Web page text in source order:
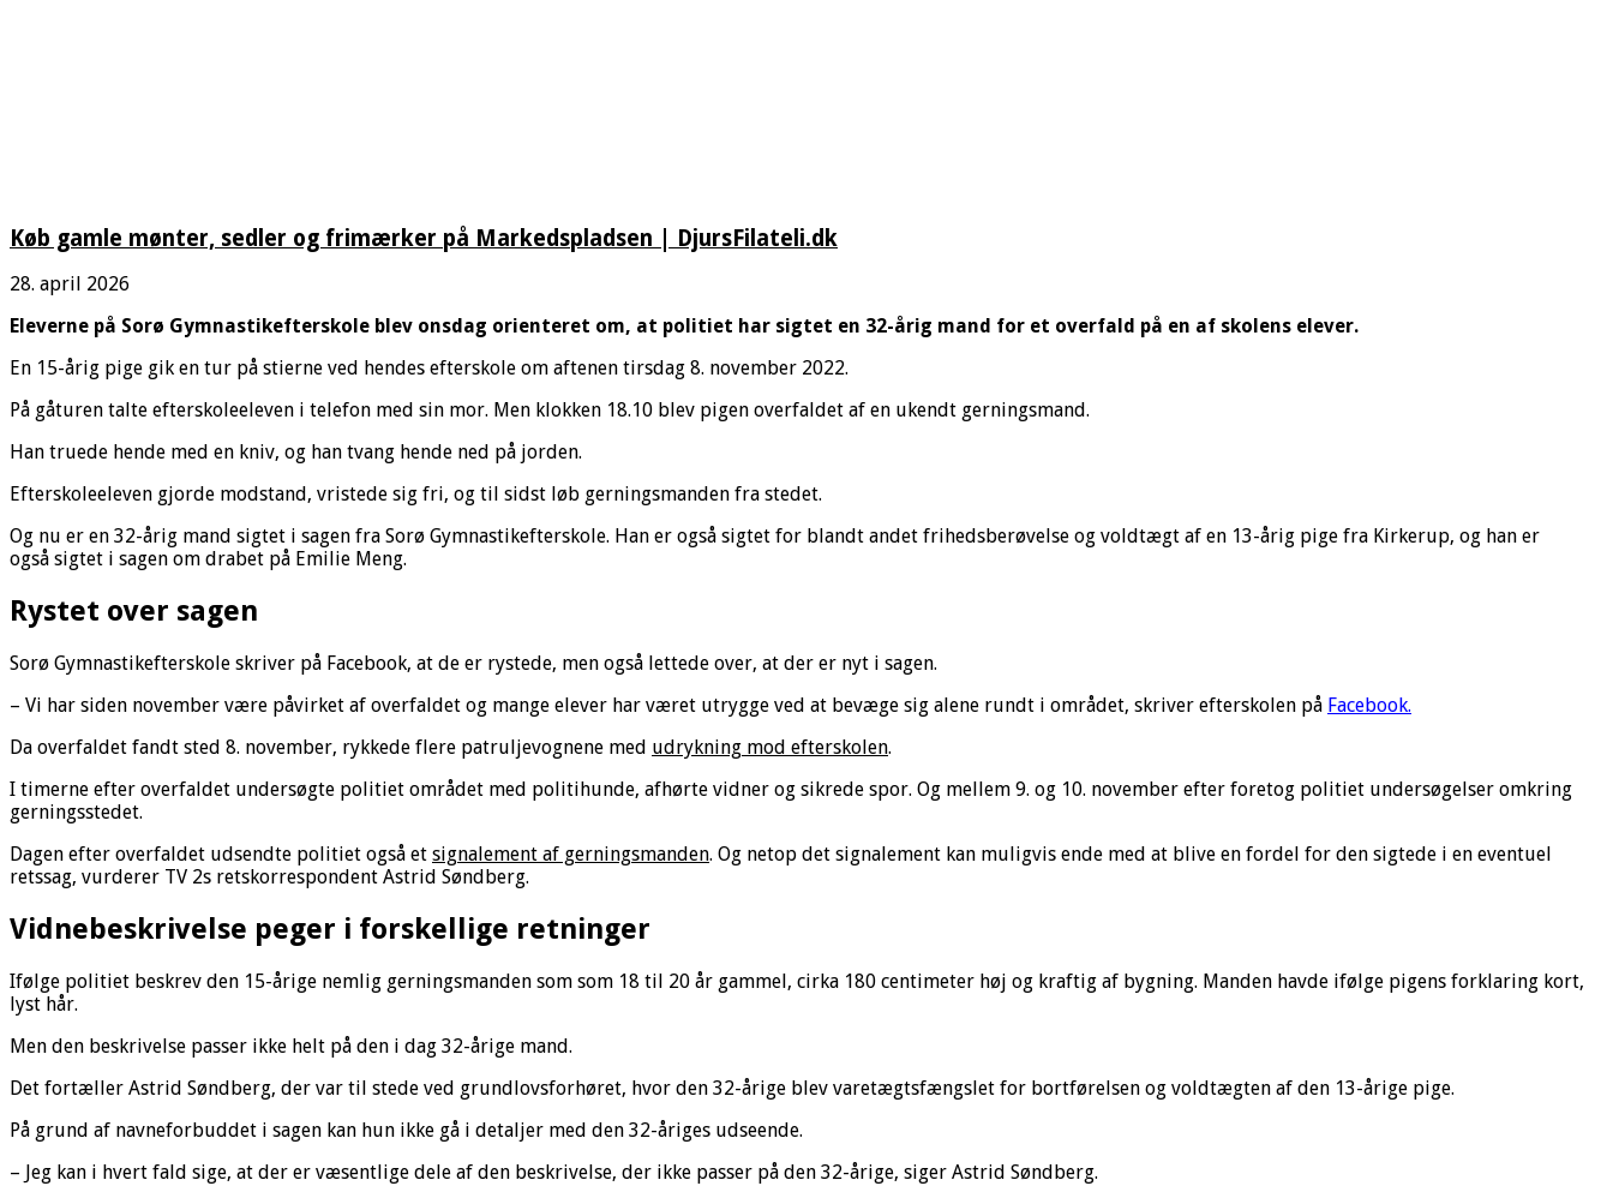
Køb gamle mønter, sedler og frimærker på Markedspladsen | DjursFilateli.dk
28. april 2026
Eleverne på Sorø Gymnastikefterskole blev onsdag orienteret om, at politiet har sigtet en 32-årig mand for et overfald på en af skolens elever.
En 15-årig pige gik en tur på stierne ved hendes efterskole om aftenen tirsdag 8. november 2022.
På gåturen talte efterskoleeleven i telefon med sin mor. Men klokken 18.10 blev pigen overfaldet af en ukendt gerningsmand.
Han truede hende med en kniv, og han tvang hende ned på jorden.
Efterskoleeleven gjorde modstand, vristede sig fri, og til sidst løb gerningsmanden fra stedet.
Og nu er en 32-årig mand sigtet i sagen fra Sorø Gymnastikefterskole. Han er også sigtet for blandt andet frihedsberøvelse og voldtægt af en 13-årig pige fra Kirkerup, og han er
også sigtet i sagen om drabet på Emilie Meng.
Rystet over sagen
Sorø Gymnastikefterskole skriver på Facebook, at de er rystede, men også lettede over, at der er nyt i sagen.
– Vi har siden november være påvirket af overfaldet og mange elever har været utrygge ved at bevæge sig alene rundt i området, skriver efterskolen på Facebook.
Da overfaldet fandt sted 8. november, rykkede flere patruljevognene med udrykning mod efterskolen.
I timerne efter overfaldet undersøgte politiet området med politihunde, afhørte vidner og sikrede spor. Og mellem 9. og 10. november efter foretog politiet undersøgelser omkring
gerningsstedet.
Dagen efter overfaldet udsendte politiet også et signalement af gerningsmanden. Og netop det signalement kan muligvis ende med at blive en fordel for den sigtede i en eventuel
retssag, vurderer TV 2s retskorrespondent Astrid Søndberg.
Vidnebeskrivelse peger i forskellige retninger
Ifølge politiet beskrev den 15-årige nemlig gerningsmanden som som 18 til 20 år gammel, cirka 180 centimeter høj og kraftig af bygning. Manden havde ifølge pigens forklaring kort,
lyst hår.
Men den beskrivelse passer ikke helt på den i dag 32-årige mand.
Det fortæller Astrid Søndberg, der var til stede ved grundlovsforhøret, hvor den 32-årige blev varetægtsfængslet for bortførelsen og voldtægten af den 13-årige pige.
På grund af navneforbuddet i sagen kan hun ikke gå i detaljer med den 32-åriges udseende.
– Jeg kan i hvert fald sige, at der er væsentlige dele af den beskrivelse, der ikke passer på den 32-årige, siger Astrid Søndberg.